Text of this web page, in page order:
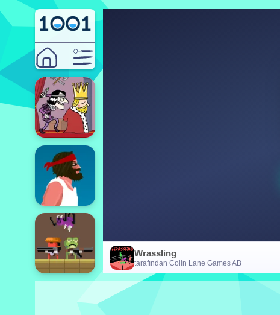
Wrassling
tarafından Colin Lane Games AB